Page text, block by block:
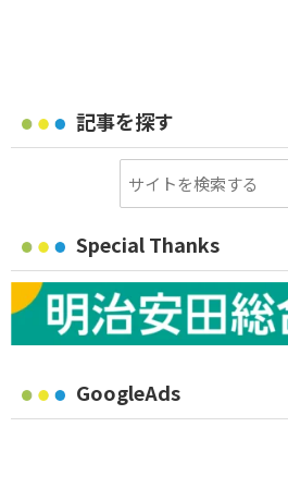
記事を探す
Special Thanks
GoogleAds